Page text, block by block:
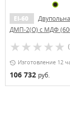
EI-60
ДМП-2(О) с МДФ
Изготовление 12
106 732 руб.